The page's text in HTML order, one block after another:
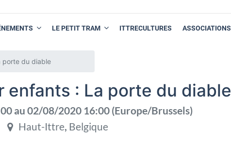
LE PETIT TRAM ITTRECULTURES ASSOCIATIONS
porte du diable
enfants : La porte du diable
au 02/08/2020 16:00 (Europe/Brussels)
Haut-Ittre, Belgique